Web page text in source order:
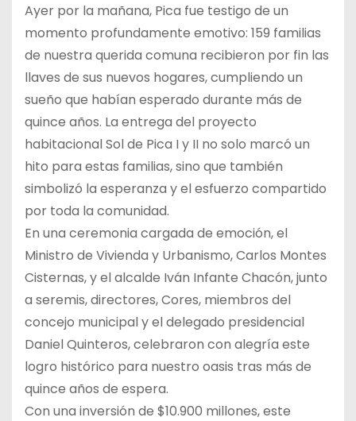
Ayer por la mañana, Pica fue testigo de un
momento profundamente emotivo: 159 familias
de nuestra querida comuna recibieron por fin las
llaves de sus nuevos hogares, cumpliendo un
sueño que habían esperado durante más de
quince años. La entrega del proyecto
habitacional Sol de Pica I y II no solo marcó un
hito para estas familias, sino que también
simbolizó la esperanza y el esfuerzo compartido
por toda la comunidad.
En una ceremonia cargada de emoción, el
Ministro de Vivienda y Urbanismo, Carlos Montes
Cisternas, y el alcalde Iván Infante Chacón, junto
a seremis, directores, Cores, miembros del
concejo municipal y el delegado presidencial
Daniel Quinteros, celebraron con alegría este
logro histórico para nuestro oasis tras más de
quince años de espera.
Con una inversión de $10.900 millones, este